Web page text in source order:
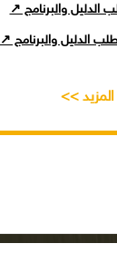
الدليل والبرنامج ↗
الدليل والبرنامج ↗
المزيد >>